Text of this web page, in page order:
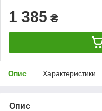
1 385 ₴
Опис Характеристики
Опис